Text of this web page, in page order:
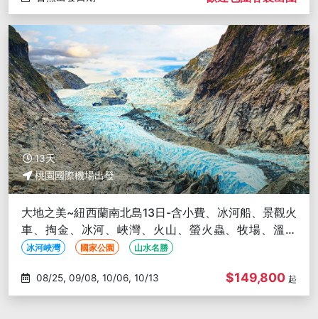
13天
桃園國際機場出發
大地之美~紐西蘭南北島13日-含小費、冰河船、景觀火
車、掏金、冰河、峽灣、火山、螢火蟲、牧場、溫泉
浴、皇后鎮兩晚
冰河峽灣 國家公園 山水名勝
08/25, 09/08, 10/06, 10/13 $149,800 起